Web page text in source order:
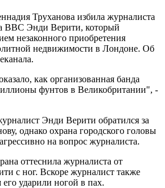
Труханова избила журналиста
ВВС Энди Верити, который
незаконного приобретения
недвижимости в Лондоне. Об
как организованная банда
фунтов в Великобритании", -
Энди Верити обратился за
однако охрана городского головы
на вопрос журналиста.
оттеснила журналиста от
с ног. Вскоре журналист также
его ударили ногой в пах.